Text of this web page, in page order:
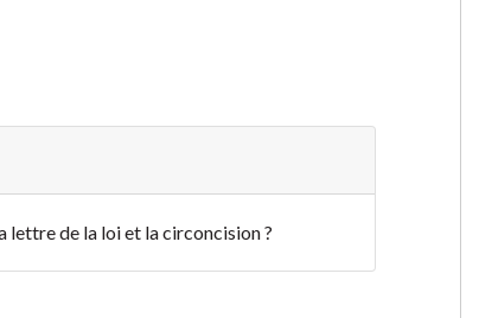
lettre de la loi et la circoncision ?